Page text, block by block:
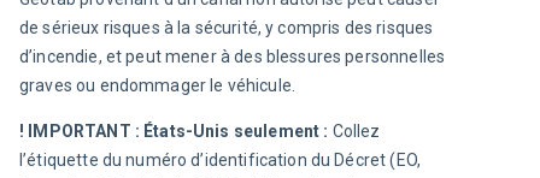
de sérieux risques à la sécurité, y compris des risques
d’incendie, et peut mener à des blessures personnelles
graves ou endommager le véhicule.
! IMPORTANT : États-Unis seulement : Collez
l’étiquette du numéro d’identification du Décret (EO,